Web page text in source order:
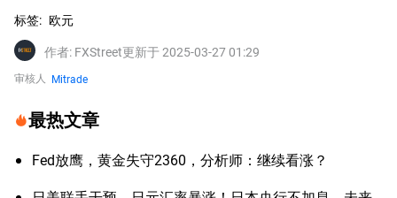
标签: 欧元
作者: FXStreet更新于 2025-03-27 01:29
审核人 Mitrade
最热文章
Fed放鹰，黄金失守2360，分析师：继续看涨？